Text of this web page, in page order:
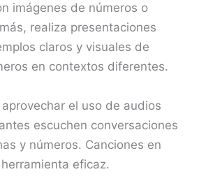
imágenes de números o
realiza presentaciones
claros y visuales de
en contextos diferentes.
el uso de audios
escuchen conversaciones
y números. Canciones en
eficaz.